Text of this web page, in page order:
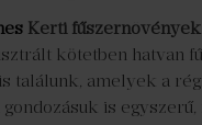
Kerti
kötetben hatvan
találunk, amelyek a
is